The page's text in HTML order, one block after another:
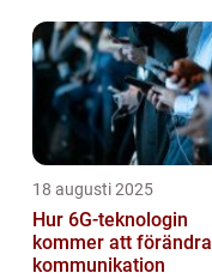
18 augusti 2025
Hur 6G-teknologin
kommer att förändra
kommunikation